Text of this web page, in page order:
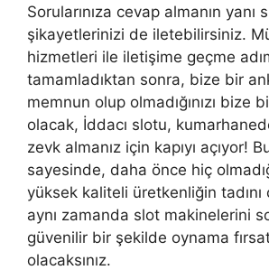
Sorularınıza cevap almanın yanı
şikayetlerinizi de iletebilirsiniz.
hizmetleri ile iletişime geçme
tamamladıktan sonra, bize bir
memnun olup olmadığınızı bize
olacak, İddacı slotu,
zevk almanız için kapıyı açıyor!
sayesinde, daha önce hiç
yüksek kaliteli üretkenliğin tadını
aynı zamanda slot makinelerini
güvenilir bir şekilde oynama
olacaksınız.